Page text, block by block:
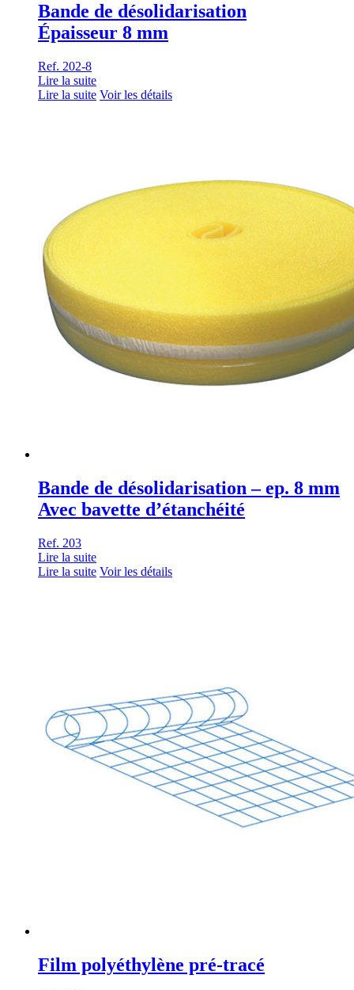
Bande de désolidarisation
Épaisseur 8 mm
Ref. 202-8
Lire la suite
Lire la suite Voir les détails
Bande de désolidarisation – ep. 8 mm
Avec bavette d’étanchéité
Ref. 203
Lire la suite
Lire la suite Voir les détails
Film polyéthylène pré-tracé